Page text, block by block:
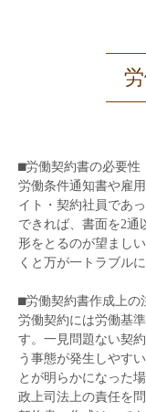
⬛︎労働契約書の必要性
労働条件通知書や雇
イト・契約社員であ
できれば、書面を2通
形をとるのが望まし
くと万が一トラブル
⬛︎労働契約書作成上の
労働契約には労働基
す。一見問題ない契
う事態が発生しやす
とが明らかになった
政上司法上の責任を